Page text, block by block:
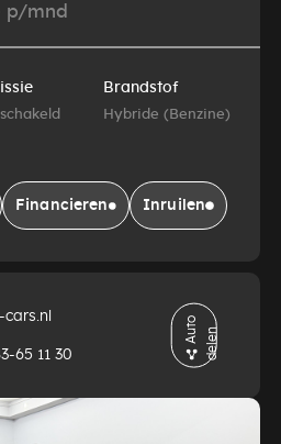
p/mnd
Brandstof
Hybride (Benzine)
Financieren Inruilen
65 11 30
A u
t
o
d
e
l
e n